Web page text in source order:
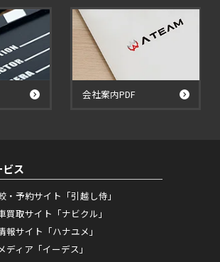
会社案内PDF
ス
・予約サイト「引越し侍」
買取サイト「ナビクル」
報サイト「ハナユメ」
ディア「イーデス」